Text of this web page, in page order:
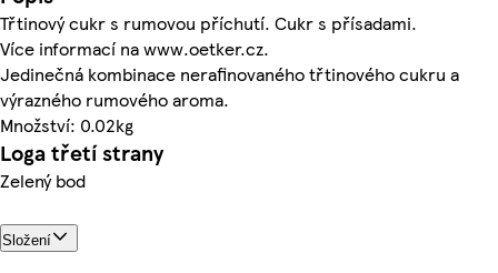
Třtinový cukr s rumovou příchutí. Cukr s přísadami.
Více informací na www.oetker.cz.
Jedinečná kombinace nerafinovaného třtinového cukru a
výrazného rumového aroma.
Množství: 0.02kg
Loga třetí strany
Zelený bod
Složení